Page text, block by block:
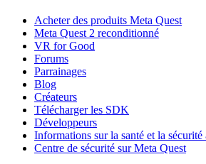
Acheter des produits Meta Quest
Meta Quest 2 reconditionné
VR for Good
Forums
Parrainages
Blog
Créateurs
Télécharger les SDK
Développeurs
Informations sur la santé et la
Centre de sécurité sur Meta Quest